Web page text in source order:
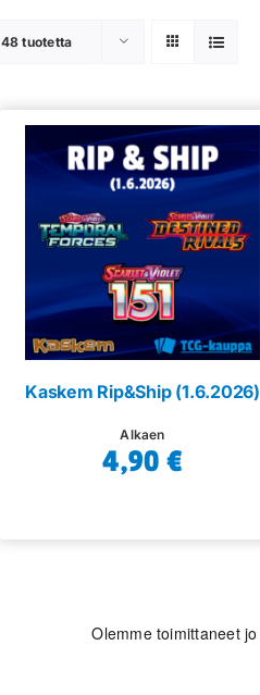
48 tuotetta
Kaskem Rip&Ship (1.6.2026)
Alkaen
4,90 €
Olemme toimittaneet jo